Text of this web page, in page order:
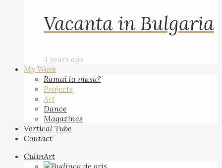
Vacanta in Bulgaria
4 years ago
My Work
Ramai la masa?
Projects
Art
Dance
Magazines
Vertical Tube
Contact
CulinArt